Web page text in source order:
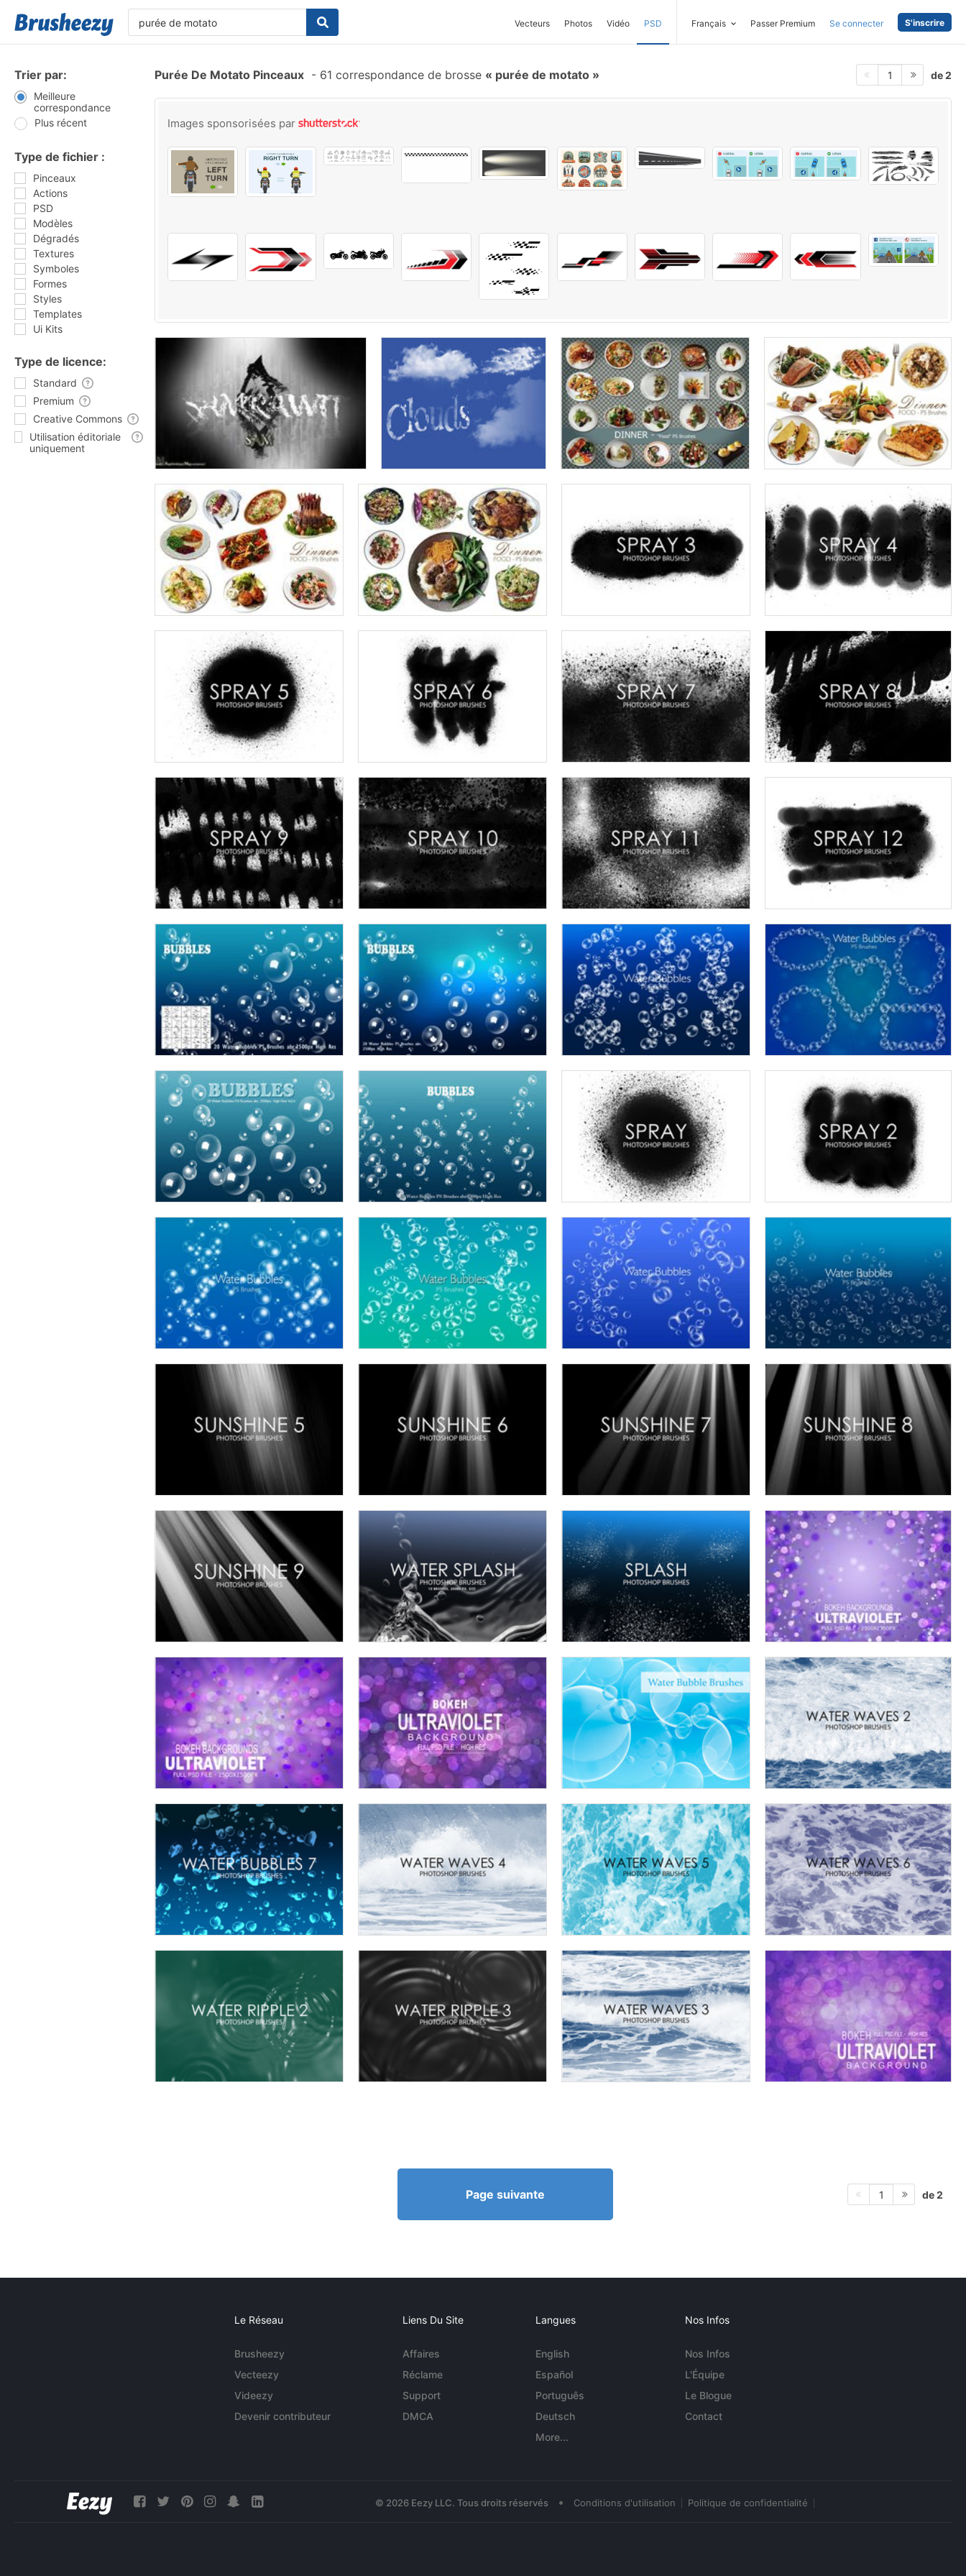
Vecteurs Photos Vidéo PSD Français Passer Premium Se connecter S'inscrire
Trier par:
Meilleure
correspondance
Plus récent
Type de fichier :
Pinceaux
Actions
PSD
Modèles
Dégradés
Textures
Symboles
Formes
Styles
Templates
Ui Kits
Type de licence:
Standard
Premium
Creative Commons
Utilisation éditoriale
uniquement
Purée De Motato Pinceaux - 61 correspondance de brosse purée de motato 1 de 2
Images sponsorisées par
Page suivante 1 de 2
Le Réseau
Brusheezy
Vecteezy
Videezy
Devenir contributeur
Liens Du Site
Affaires
Réclame
Support
DMCA
Langues
English
Español
Português
Deutsch
More...
Nos Infos
Nos Infos
L'Équipe
Le Blogue
Contact
© 2026 Eezy LLC. Tous droits réservés • Conditions d'utilisation Politique de confidentialité